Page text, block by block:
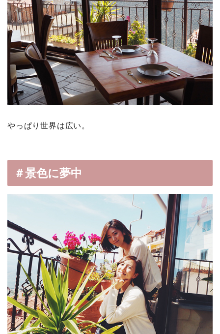
やっぱり世界は広い。
＃景色に夢中